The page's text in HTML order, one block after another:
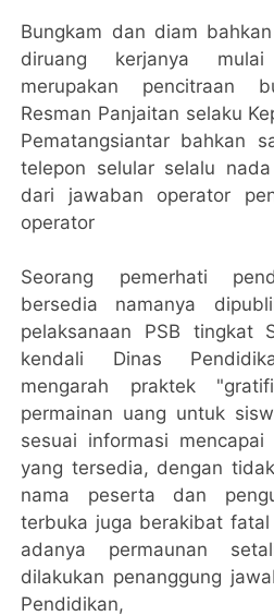
Bungkam dan diam
diruang kerjanya
merupakan pencitraan
Resman Panjaitan selaku
Pematangsiantar bahkan
telepon selular selalu
dari jawaban operator
operator
Seorang pemerhati
bersedia namanya
pelaksanaan PSB tingkat
kendali Dinas
mengarah praktek
permainan uang untuk
sesuai informasi
yang tersedia, dengan
nama peserta dan
terbuka juga berakibat
adanya permaunan
dilakukan penanggung
Pendidikan,